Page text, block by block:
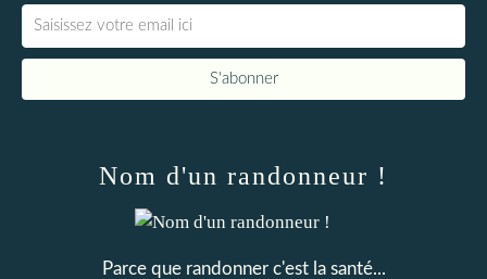
Nom d'un randonneur !
Parce que randonner c'est la santé...